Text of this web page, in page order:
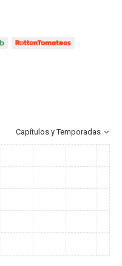
Capítulos y Temporadas